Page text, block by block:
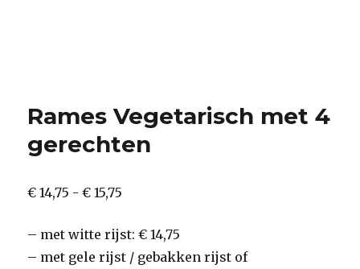
Rames Vegetarisch met 4
gerechten
€ 14,75 - € 15,75
tot
€ 15,75
– met witte rijst: € 14,75
– met gele rijst / gebakken rijst of